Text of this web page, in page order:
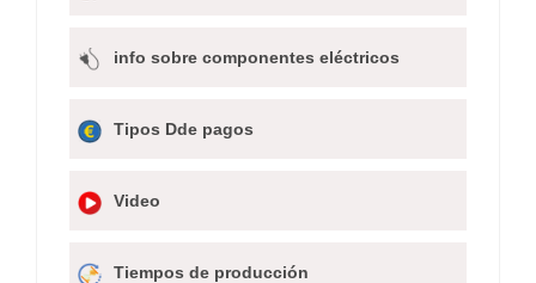
info sobre componentes eléctricos
Tipos Dde pagos
Video
Tiempos de producción